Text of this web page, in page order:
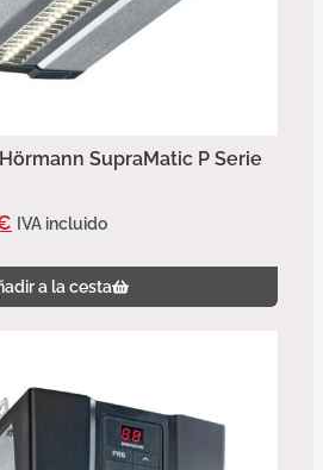
SupraMatic P Serie
IVA incluido
a la cesta